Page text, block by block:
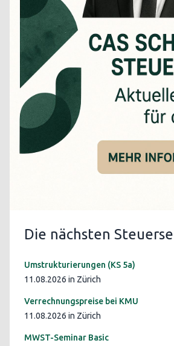
Die nächsten
Umstrukturierungen (KS 5a)
11.08.2026 in Zürich
Verrechnungspreise bei KMU
11.08.2026 in Zürich
MWST-Seminar Basic